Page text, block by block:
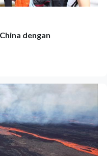
dengan